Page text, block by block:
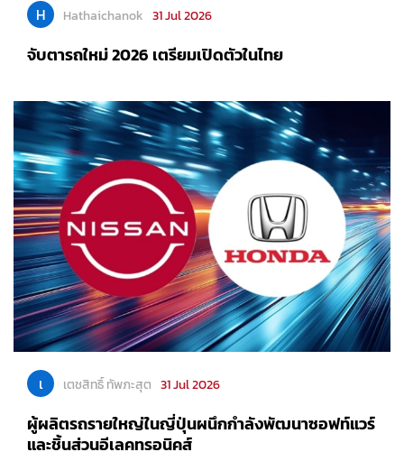
H Hathaichanok 31 Jul 2026
จับตารถใหม่ 2026 เตรียมเปิดตัวในไทย
เ เตชสิทธิ์ ทัพภะสุต 31 Jul 2026
ผู้ผลิตรถรายใหญ่ในญี่ปุ่นผนึกกำลังพัฒนาซอฟท์แวร์
และชิ้นส่วนอีเลคทรอนิคส์